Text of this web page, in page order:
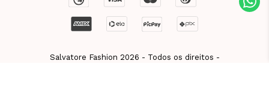
Salvatore Fashion 2026 - Todos os direitos -